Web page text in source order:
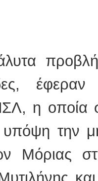
η οποία
την
Μόριας